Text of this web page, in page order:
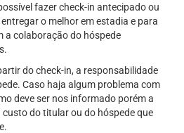
fazer check-in antecipado ou
o melhor em estadia e para
a colaboração do hóspede
do check-in, a responsabilidade
Caso haja algum problema com
deve ser nos informado porém a
do titular ou do hóspede que